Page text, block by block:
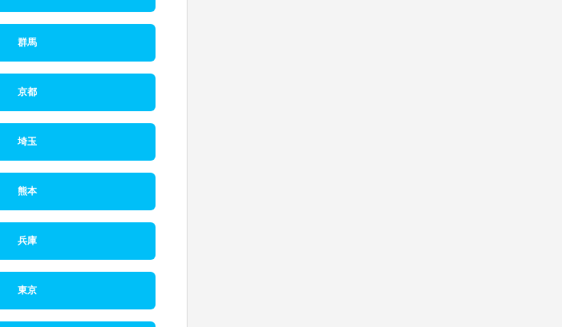
群馬
京都
埼玉
熊本
兵庫
東京